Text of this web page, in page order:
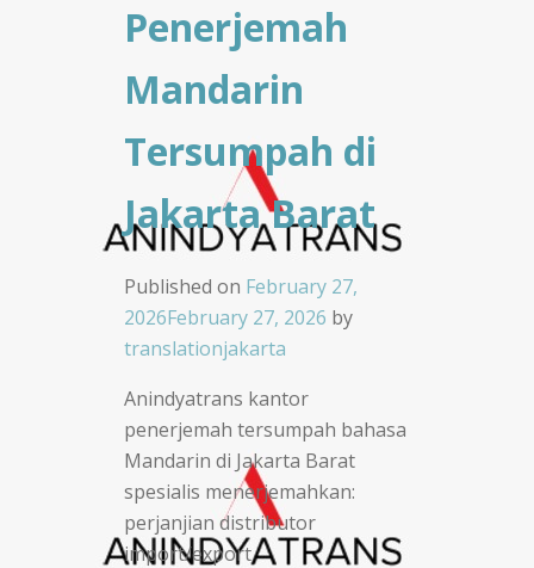
Penerjemah
Mandarin
Tersumpah di
Jakarta Barat
Published on February 27,
2026February 27, 2026 by
translationjakarta
Anindyatrans kantor
penerjemah tersumpah bahasa
Mandarin di Jakarta Barat
spesialis menerjemahkan:
perjanjian distributor
import/export